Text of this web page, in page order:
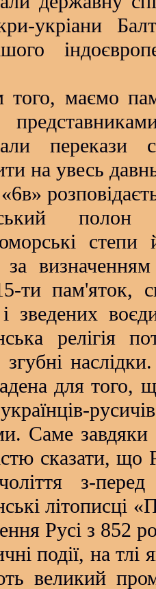
укріани
маємо
на увесь
за
ти пам'яток,
зведених
релігія
згубні
для того,
Саме
сказати, що
з-
літописці
Русі з 852
події, на тлі
великий